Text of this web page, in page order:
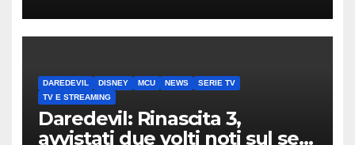
DAREDEVIL DISNEY MCU NEWS
SERIE TV
TV E STREAMING
Daredevil: Rinascita 3,
avvistati due volti noti sul set